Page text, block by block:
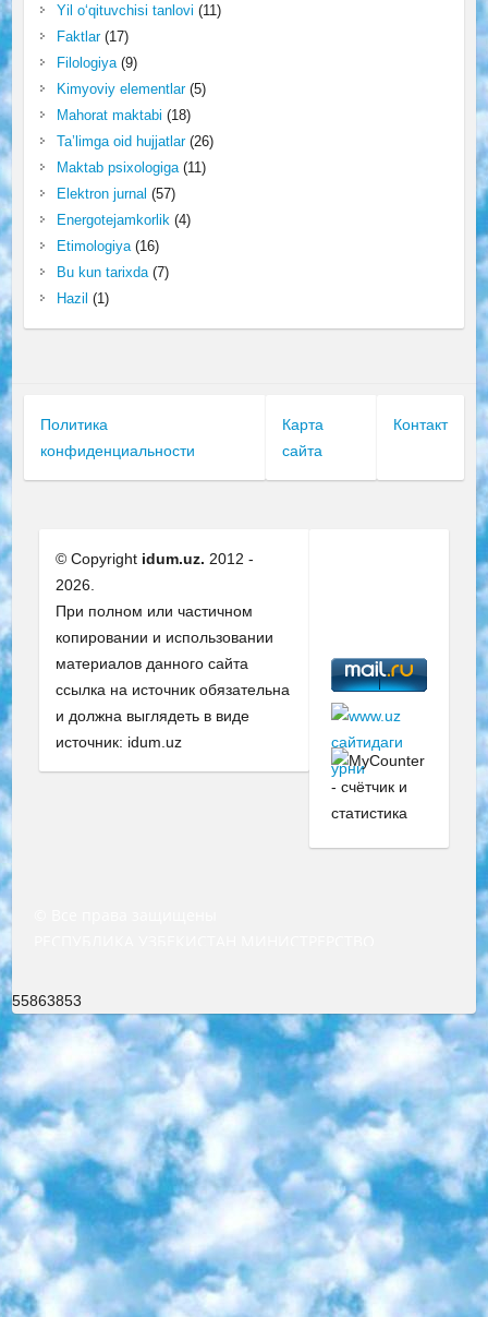
Yil o‘qituvchisi tanlovi (11)
Faktlar(17)
Filologiya(9)
Kimyoviy elementlar(5)
Mahorat maktabi (18)
Ta’limga oid hujjatlar(26)
Maktab psixologiga(11)
Elektron jurnal (57)
Energotejamkorlik (4)
Etimologiya(16)
Bu kun tarixda(7)
Hazil (1)
Политика
конфиденциальности
Карта
сайта
Контакт
© Copyright idum.uz. 2012 -
2026.
При полном или частичном
копировании и использовании
материалов данного сайта
ссылка на источник обязательна
и должна выглядеть в виде
источник: idum.uz
55863853